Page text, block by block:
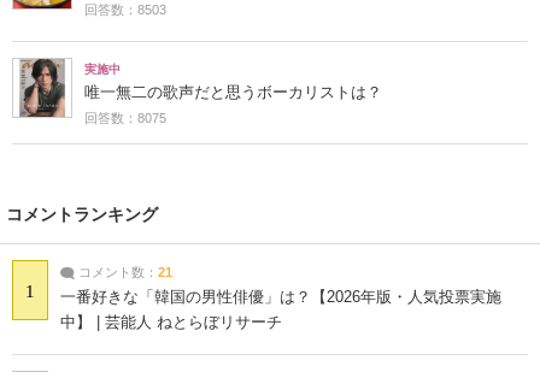
回答数：8503
実施中
唯一無二の歌声だと思うボーカリストは？
回答数：8075
コメントランキング
1
コメント数： 21
一番好きな「韓国の男性俳優」は？【2026年版・人気投票実施
中】 | 芸能人 ねとらぼリサーチ